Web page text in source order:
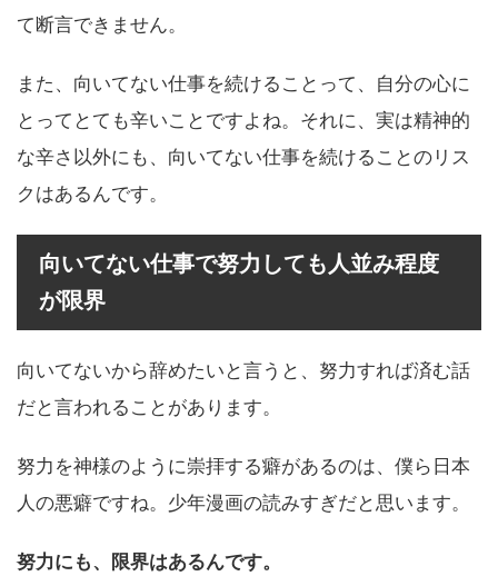
て断言できません。
また、向いてない仕事を続けることって、自分の心に
とってとても辛いことですよね。それに、実は精神的
な辛さ以外にも、向いてない仕事を続けることのリス
クはあるんです。
向いてない仕事で努力しても人並み程度
が限界
向いてないから辞めたいと言うと、努力すれば済む話
だと言われることがあります。
努力を神様のように崇拝する癖があるのは、僕ら日本
人の悪癖ですね。少年漫画の読みすぎだと思います。
努力にも、限界はあるんです。